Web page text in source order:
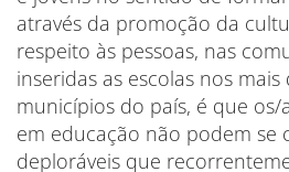
através da promoção da
respeito às pessoas, nas
inseridas as escolas nos mais
municípios do país, é que
em educação não podem se
deploráveis que